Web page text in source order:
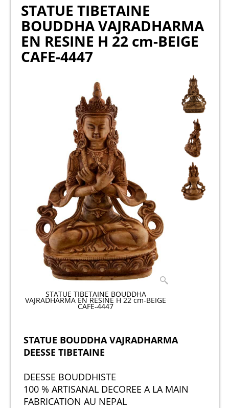
STATUE TIBETAINE
BOUDDHA VAJRADHARMA
EN RESINE H 22 cm-BEIGE
CAFE-4447
STATUE TIBETAINE BOUDDHA
VAJRADHARMA EN RESINE H 22 cm-BEIGE
CAFE-4447
STATUE BOUDDHA VAJRADHARMA
DEESSE TIBETAINE
DEESSE BOUDDHISTE
100 % ARTISANAL DECOREE A LA MAIN
FABRICATION AU NEPAL